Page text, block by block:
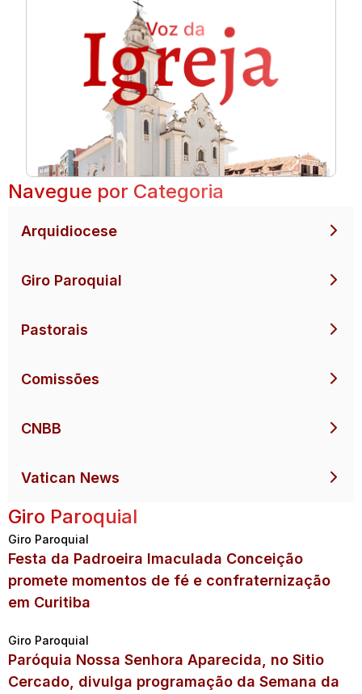
Navegue por Categoria
Arquidiocese
Giro Paroquial
Pastorais
Comissões
CNBB
Vatican News
Giro Paroquial
Giro Paroquial
Festa da Padroeira Imaculada Conceição
promete momentos de fé e confraternização
em Curitiba
Giro Paroquial
Paróquia Nossa Senhora Aparecida, no Sitio
Cercado, divulga programação da Semana da